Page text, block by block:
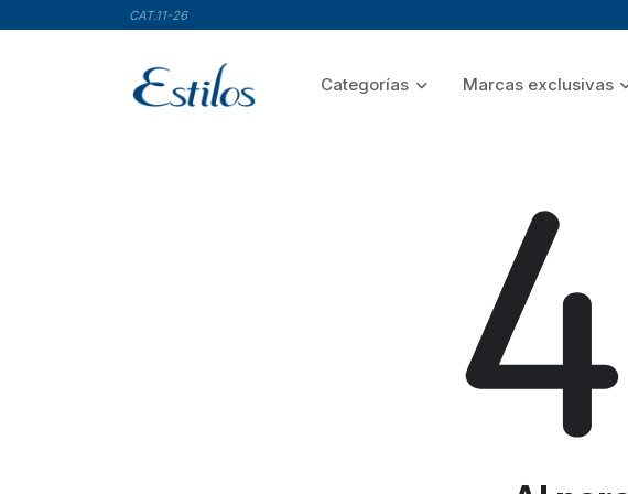
CAT.11-26
Categorías Marcas exclusivas